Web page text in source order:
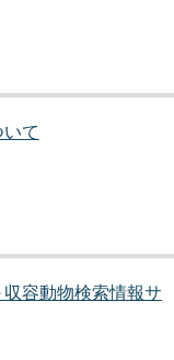
て
容動物検索情報サ